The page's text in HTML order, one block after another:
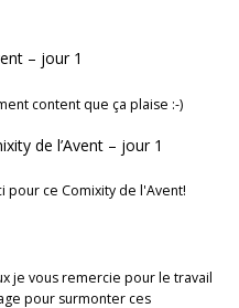
– jour 1
content que ça plaise :-)
de l’Avent – jour 1
pour ce Comixity de l'Avent!
je vous remercie pour le travail
pour surmonter ces